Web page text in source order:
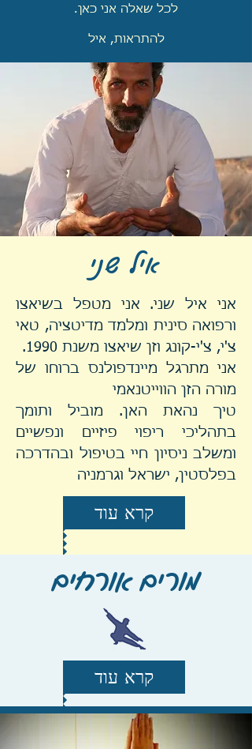
לכל שאלה אני כאן.
להתראות, איל
איל שני
אני איל שני. אני מטפל בשיאצו
ורפואה סינית ומלמד מדיטציה, טאי
צ'י, צ'י-קונג וזן שיאצו משנת 1990.
אני מתרגל מיינדפולנס ברוחו של
מורה הזן הווייטנאמי
טיך נהאת האן. מוביל ותומך
בתהליכי ריפוי פיזיים ונפשיים
ומשלב ניסיון חיי בטיפול ובהדרכה
בפלסטין, ישראל וגרמניה
קרא עוד
מורים אורחים
קרא עוד